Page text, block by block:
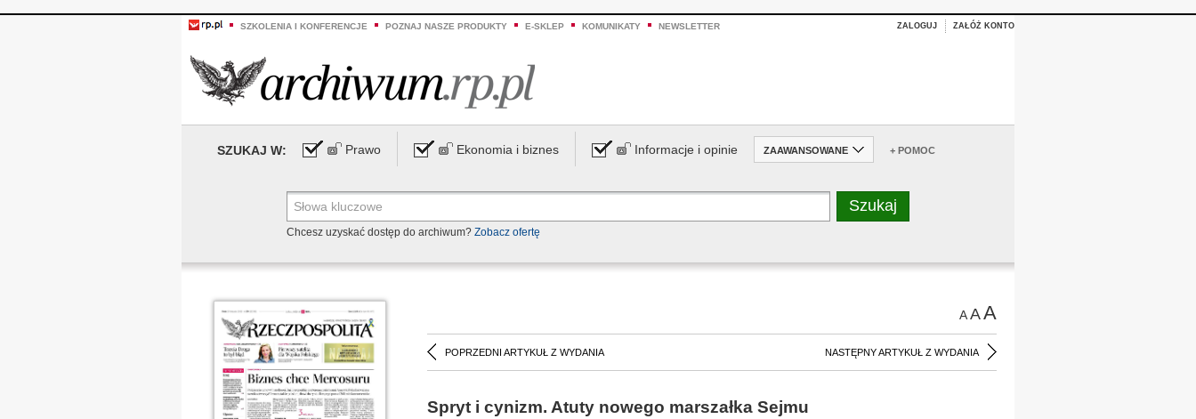
SZKOLENIA I KONFERENCJE POZNAJ NASZE PRODUKTY E-SKLEP KOMUNIKATY NEWSLETTER ZALOGUJ ZAŁÓŻ KONTO
SZUKAJ W: Prawo Ekonomia i biznes Informacje i opinie ZAAWANSOWANE + POMOC
Chcesz uzyskać dostęp do archiwum? Zobacz ofertę
AAA
POPRZEDNI ARTYKUŁ Z WYDANIA NASTĘPNY ARTYKUŁ Z WYDANIA
Spryt i cynizm. Atuty nowego marszałka Sejmu